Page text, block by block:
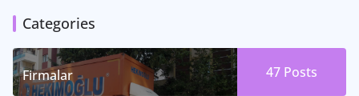
Categories
Firmalar 47 Posts